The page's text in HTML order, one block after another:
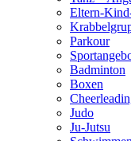
Eltern-
Parkour
Badminton
Boxen
Judo
Ju-Jutsu